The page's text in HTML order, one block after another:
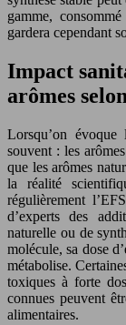
gamme,
gardera cependant
Impact
arômes
Lorsqu’on évoque
souvent : les
que les arômes
la réalité
régulièrement
d’experts des
naturelle ou de
molécule, sa dose
métabolise.
toxiques à forte
connues peuvent
alimentaires.